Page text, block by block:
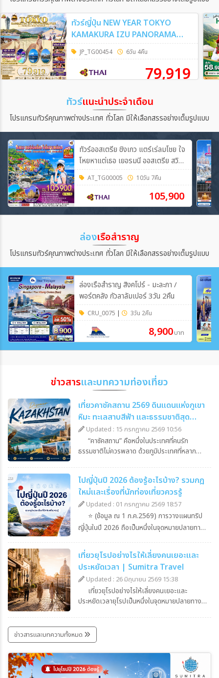
ทัวร์ญี่ปุ่น NEW YEAR TOKYO
KAMAKURA IZU PANORAMA
FUJI 6วัน 4คืน (TG)
JP_TG00454 6วัน 4คืน
79,919
ทัวร์แนะนำประจำเดือน
โปรแกรมทัวร์คุณภาพต่างประเทศ ทั่วโลก มีให้เลือกสรรอย่างเต็มรูปแบบ
ทัวร์ออสเตรีย ชิงเกว แตร์เร่ลมโชย ใจ
โหยหาแต่เธอ เยอรมนี ออสเตรีย สวิต
เซอร์แลนด์ อิตาลี ลิกเตนสไตน์ 10วัน
7คืน (TG)
AT_TG00005 10วัน 7คืน
105,900
ล่องเรือสำราญ
โปรแกรมทัวร์คุณภาพต่างประเทศ ทั่วโลก มีให้เลือกสรรอย่างเต็มรูปแบบ
ล่องเรือสำราญ สิงคโปร์ - มะละกา /
พอร์ตคลัง กัวลาลัมเปอร์ 3วัน 2คืน
CRU_0075 | 3วัน 2คืน
8,900บาท
ข่าวสารและบทความท่องเที่ยว
เที่ยวคาซัคสถาน 2569 ดินแดนแห่งภูเขา
หิมะ ทะเลสาบสีฟ้า และธรรมชาติสุด
อลังการ
Updated : 15 กรกฎาคม 2569 10:56
“คาซัคสถาน” คือหนึ่งในประเทศที่คนรัก
ธรรมชาติไม่ควรพลาด ด้วยภูมิประเทศที่หลาก
อันน่าตื่นตานอกจากธรรมชาติแล้ว คาซัคสถานยัง
มีเมืองที่ผสมผสานอาคารยุคโซเวียตเข้ากับ
สถาปัตยกรรมสมัยใหม่ได้อย่างลงตัว จึงเหมาะทั้ง
กับสายธรรมชาติ สายถ่ายรูป สายวัฒนธรรม และ
คนที่อยากเปิดประสบการณ์ท่องเที่ยวในเส้นทาง
ใหม่ที่แตกต่างจากเดิมทำความรู้จักคาซัคสถาน#คา
ซัคสถานเป็นประเทศที่มีขนาดใหญ่ที่สุดในเอเชีย
กลาง และมีพื้นที่ใหญ่เป็นอันดับ 9 ของโลก ตั้งอยู่
ระหว่างทวีปเอเชียและยุโรป มีพรมแดนติดกับ
รัสเซีย จีน คีร์กีซสถาน อุซเบกิสถาน และเติร์กเมนิ
สถาน#คาซัคสถานเคยเป็นส่วนหนึ่งของสหภาพ
โซเวียต ก่อนประกาศเอกราชในปี พ.ศ. 2534 หรือ
ค.ศ. 1991#เมืองหลวงในปัจจุบันคือ อัสตานา
(Astana) เมืองที่โดดเด่นด้วยอาคารและ
สถาปัตยกรรมสมัยใหม่ ส่วน อัลมาตี (Almaty)
เป็นเมืองใหญ่ ศูนย์กลางทางเศรษฐกิจ และเป็น
ทะเลสาบ และแหล่งท่องเที่ยวธรรมชาติหลายแห่ง
คาซัคสถานมีกี่ฤดู?คาซัคสถานมีอากาศแบบภาคพื้น
ไปญี่ปุ่นปี 2026 ต้องรู้อะไรบ้าง? รวมกฎ
ใหม่และเรื่องที่นักท่องเที่ยวควรรู้
Updated : 01 กรกฎาคม 2569 18:57
⭐ (ข้อมูล ณ 1 ก.ค.2569) การวางแผนทริป
ญี่ปุ่นในปี 2026 ถือเป็นหนึ่งในจุดหมายปลายทาง
จองตั๋วและวางแผนการเดินทาง มีหลายเรื่องที่
จำเป็นต้องรู้ เพราะในปี 2026 นี้ มีการ
เปลี่ยนแปลงกฎระเบียบและข้อบังคับหลายอย่างที่
ส่งผลกระทบโดยตรงต่อแผนการเดินทางและค่าใช้
จ่ายของนักท่องเที่ยวเพื่อไม่ให้ทริปในฝันต้องสะดุด
มาเช็ก 5 เรื่องต้องรู้และกฎใหม่ที่บังคับใช้เต็มรูป
ภาษีสนามบินขาออก (International Tourist
Tax) ปรับขึ้น 3 เท่า!ตั้งแต่วันที่ 1 กรกฏาคม
2026 เป็นต้นไป รัฐบาลญี่ปุ่นประกาศปรับขึ้น ภาษี
ท่องเที่ยวระหว่างประเทศ (International
Tourist Tax) หรือที่รู้จักกันในชื่อภาษีขาออกจาก
ประเทศ ซึ่งจะรวมอยู่ในค่าตั๋วเครื่องบินและตั๋วเรือ
เที่ยวยุโรปอย่างไรให้เลี่ยงคนเยอะและ
ประหยัดเวลา | Sumitra Travel
Updated : 26 มิถุนายน 2569 15:38
เที่ยวยุโรปอย่างไรให้เลี่ยงคนเยอะและ
ประหยัดเวลายุโรปเป็นหนึ่งในจุดหมายปลายทาง
“คนเยอะ คิวยาว โรงแรมแพง และใช้เวลาเดิน
ทางมากกว่าที่คิด”ความจริงแล้ว การเที่ยวยุโรปให้
สนุก ไม่จำเป็นต้องไปเบียดคนในทุกแลนด์มาร์ก
หรือเสียเวลาหลายชั่วโมงกับการต่อคิวเสมอไป
หากวางแผนให้ถูกช่วง เลือกเมืองให้เหมาะ และ
ข่าวสารและบทความทั้งหมด